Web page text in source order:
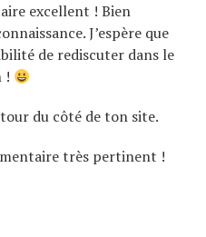
excellent ! Bien
J’espère que
de rediscuter dans le
!
du côté de ton site.
très pertinent !